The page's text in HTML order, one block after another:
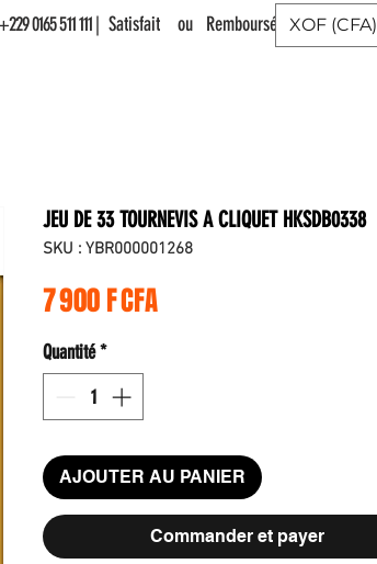
0165 511 111| Satisfait ou Remboursé |XOF (CFA)
JEU DE 33 TOURNEVIS A CLIQUET HKSDB0338
SKU : YBR000001268
7 900 F CFAPrix
Quantité*
AJOUTER AU PANIER
Commander et payer